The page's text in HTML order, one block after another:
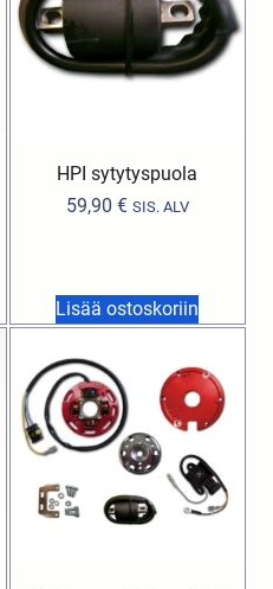
HPI sytytyspuola
59,90 € SIS. ALV
Lisää ostoskoriin